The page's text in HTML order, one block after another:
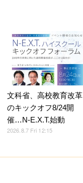
文科省、高校教育改革
のキックオフ8/24開
催…N-E.X.T.始動
2026.8.7 Fri 12:15